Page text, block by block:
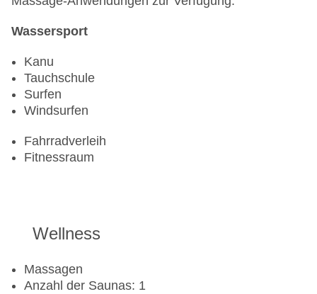
Wassersport
Kanu
Tauchschule
Surfen
Windsurfen
Fahrradverleih
Fitnessraum
Wellness
Massagen
Anzahl der Saunas: 1